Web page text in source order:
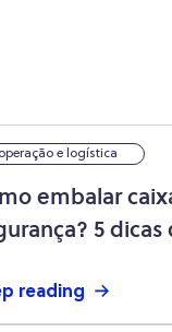
operação e logística
embalar
5 dicas
reading